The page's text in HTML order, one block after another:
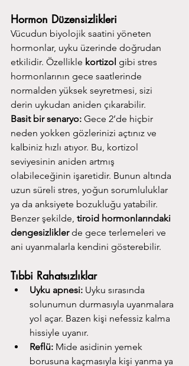
Hormon Düzensizlikleri
Vücudun biyolojik saatini yöneten
hormonlar, uyku üzerinde doğrudan
etkilidir. Özellikle kortizol gibi stres
hormonlarının gece saatlerinde
normalden yüksek seyretmesi, sizi
derin uykudan aniden çıkarabilir.
Basit bir senaryo: Gece 2’de hiçbir
neden yokken gözlerinizi açtınız ve
kalbiniz hızlı atıyor. Bu, kortizol
seviyesinin aniden artmış
olabileceğinin işaretidir. Bunun altında
uzun süreli stres, yoğun sorumluluklar
ya da anksiyete bozukluğu yatabilir.
Benzer şekilde, tiroid hormonlarındaki
dengesizlikler de gece terlemeleri ve
ani uyanmalarla kendini gösterebilir.
Tıbbi Rahatsızlıklar
Uyku apnesi: Uyku sırasında
solunumun durmasıyla uyanmalara
yol açar. Bazen kişi nefessiz kalma
hissiyle uyanır.
Reflü: Mide asidinin yemek
borusuna kaçmasıyla kişi yanma ya